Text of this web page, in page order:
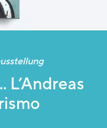
L’Andreas